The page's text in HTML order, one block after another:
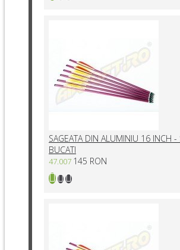
SAGEATA DIN ALUMINIU 16 INCH -
BUCATI
47.007 145 RON